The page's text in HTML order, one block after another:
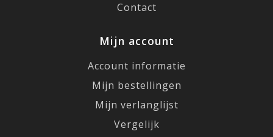
Contact
Mijn account
Account informatie
Mijn bestellingen
Mijn verlanglijst
Vergelijk